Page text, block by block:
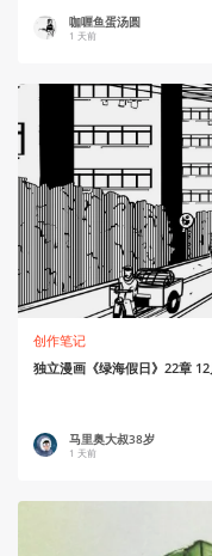
咖喱鱼蛋汤圆
1 天前
创作笔记
独立漫画《绿海假日》22章
马里奥大叔38岁
1 天前